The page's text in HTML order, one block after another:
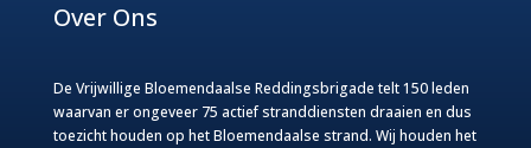
Over Ons
De Vrijwillige Bloemendaalse Reddingsbrigade telt 150 leden
waarvan er ongeveer 75 actief stranddiensten draaien en dus
toezicht houden op het Bloemendaalse strand. Wij houden het